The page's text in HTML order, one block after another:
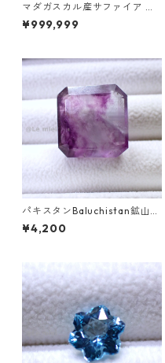
マダガスカル産サファイア ル
ース 9個組 2.4～2.5mm
¥999,999
パキスタンBaluchistan鉱山産
フローライト スクエアカット
ルース 34.4ct 20 x 19.6 x 11
¥4,200